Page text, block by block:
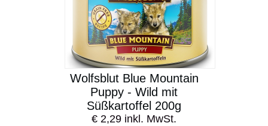
Wolfsblut Blue Mountain
Puppy - Wild mit
Süßkartoffel 200g
€ 2,29 inkl. MwSt.